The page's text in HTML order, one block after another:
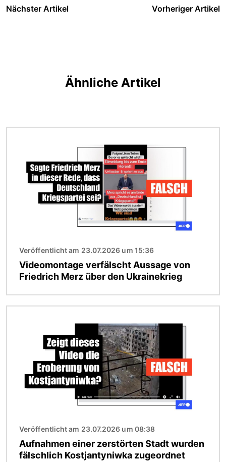
Nächster Artikel Vorheriger Artikel
Ähnliche Artikel
Veröffentlicht am 23.07.2026 um 15:36
Videomontage verfälscht Aussage von
Friedrich Merz über den Ukrainekrieg
Veröffentlicht am 23.07.2026 um 08:38
Aufnahmen einer zerstörten Stadt wurden
fälschlich Kostjantyniwka zugeordnet